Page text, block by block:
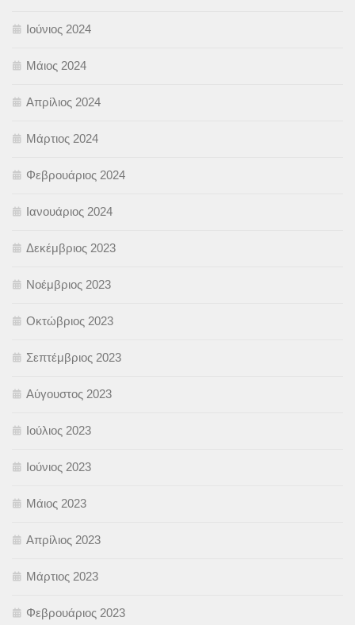
Ιούνιος 2024
Μάιος 2024
Απρίλιος 2024
Μάρτιος 2024
Φεβρουάριος 2024
Ιανουάριος 2024
Δεκέμβριος 2023
Νοέμβριος 2023
Οκτώβριος 2023
Σεπτέμβριος 2023
Αύγουστος 2023
Ιούλιος 2023
Ιούνιος 2023
Μάιος 2023
Απρίλιος 2023
Μάρτιος 2023
Φεβρουάριος 2023